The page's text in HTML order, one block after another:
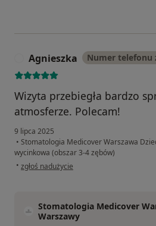
Agnieszka Numer
Wizyta przebiegła bardzo
atmosferze. Polecam!
9 lipca 2025
• Stomatologia Medicover Warszawa
wycinkowa (obszar 3-4 zębów)
• w opinii użytkownika Agnieszka
zgłoś nadużycie
Stomatologia Medicover
Warszawy